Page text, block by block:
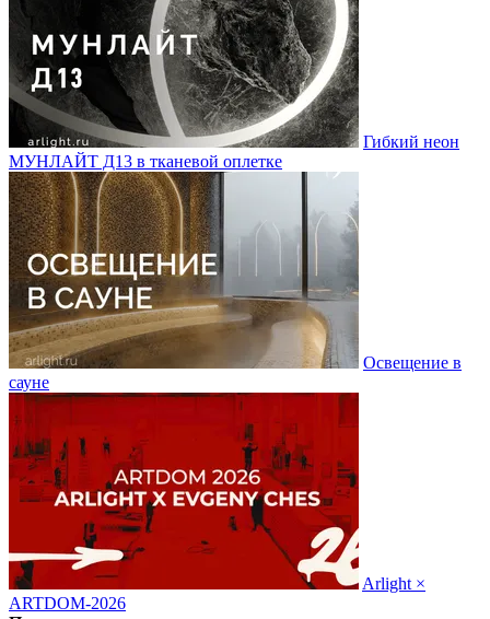
Гибкий неон
МУНЛАЙТ Д13 в тканевой оплетке
Освещение в
сауне
Arlight ×
ARTDOM-2026